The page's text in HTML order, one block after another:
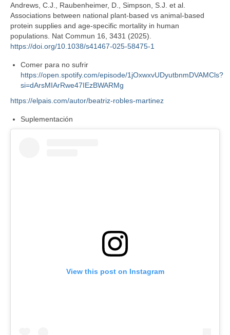
Andrews, C.J., Raubenheimer, D., Simpson, S.J. et al.
Associations between national plant-based vs animal-based
protein supplies and age-specific mortality in human
populations. Nat Commun 16, 3431 (2025).
https://doi.org/10.1038/s41467-025-58475-1
Comer para no sufrir
https://open.spotify.com/episode/1jOxwxvUDyutbnmDVAMCls?
si=dArsMIArRwe47IEzBWARMg
https://elpais.com/autor/beatriz-robles-martinez
Suplementación
View this post on Instagram